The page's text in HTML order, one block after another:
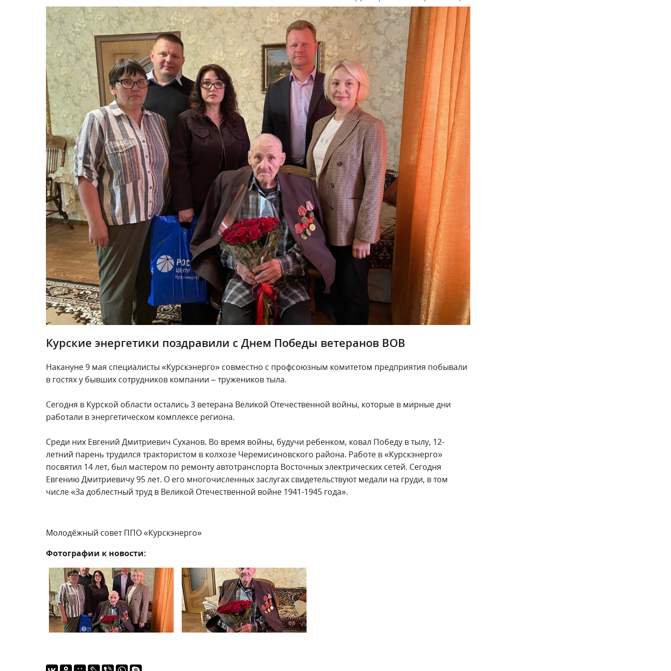
Курские энергетики поздравили с Днем Победы ветеранов ВОВ
Накануне 9 мая специалисты «Курскэнерго» совместно с профсоюзным комитетом предприятия побывали
в гостях у бывших сотрудников компании – тружеников тыла.
Сегодня в Курской области остались 3 ветерана Великой Отечественной войны, которые в мирные дни
работали в энергетическом комплексе региона.
Среди них Евгений Дмитриевич Суханов. Во время войны, будучи ребенком, ковал Победу в тылу, 12-
летний парень трудился трактористом в колхозе Черемисиновского района. Работе в «Курскэнерго»
посвятил 14 лет, был мастером по ремонту автотранспорта Восточных электрических сетей. Сегодня
Евгению Дмитриевичу 95 лет. О его многочисленных заслугах свидетельствуют медали на груди, в том
числе «За доблестный труд в Великой Отечественной войне 1941-1945 года».
Молодёжный совет ППО «Курскэнерго»
Фотографии к новости: